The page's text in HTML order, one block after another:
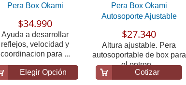
Pera Box Okami
$34.990
Ayuda a desarrollar
reflejos, velocidad y
coordinacion para ...
Elegir Opción
Pera Box Okami
Autosoporte Ajustable
$27.340
Altura ajustable. Pera
autosoportable de box para
el entren...
Cotizar